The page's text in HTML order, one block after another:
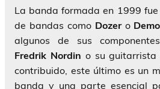
La banda formada en 1999
de bandas como Dozero
algunos de sus
Fredrik Nordin o su
contribuido, este último es un
banda y una parte esencial